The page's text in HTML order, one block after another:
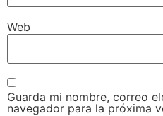
Web
Guarda mi nombre, correo
navegador para la próxima